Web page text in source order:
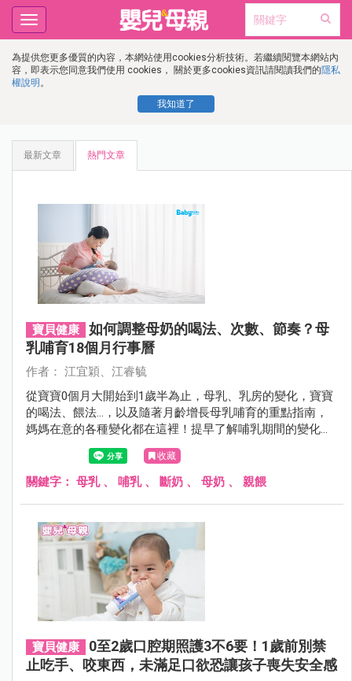
為提供您更多優質的內容，本網站使用cookies分析技術。若繼續閱覽本網站內
容，即表示您同意我們使用 cookies， 關於更多cookies資訊請閱讀我們的隱私
權說明 。
我知道了
Toggle
navigation
最新文章 熱門文章
寶貝健康
如何調整母奶的喝法、次數、節奏？母
乳哺育18個月行事曆
作者： 江宜穎、江睿毓
從寶寶0個月大開始到1歲半為止，母乳、乳房的變化，寶寶
的喝法、餵法…，以及隨著月齡增長母乳哺育的重點指南，
媽媽在意的各種變化都在這裡！提早了解哺乳期間的變化，
媽媽的心情會比較輕鬆，就能幸福地度過哺育時光。
收藏
關鍵字： 母乳、 哺乳、 斷奶 、 母奶 、 親餵
寶貝健康
0至2歲口腔期照護3不6要！1歲前別禁
止吃手、咬東西，未滿足口欲恐讓孩子喪失安全感